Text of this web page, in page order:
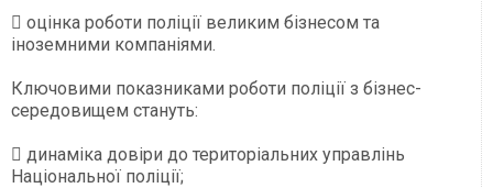
 оцінка роботи поліції великим бізнесом та
іноземними компаніями.
Ключовими показниками роботи поліції з бізнес-
середовищем стануть:
 динаміка довіри до територіальних управлінь
Національної поліції;